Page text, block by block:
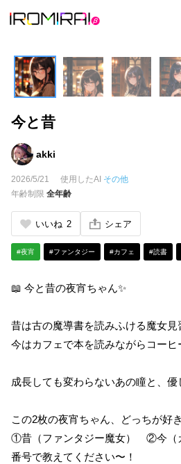
今と昔
akki
2026/5/21 使用したAI その他
年齢制限 全年齢
いいね 2 シェア
#夜宵 #ファンタジー #カフェ #読書
📖 今と昔の夜宵ちゃん✨
昔は古の魔導書を読みふける魔女
今はカフェで本を読みながらコー
成長しても変わらないあの瞳と、
この2枚の夜宵ちゃん、どっちが好
①昔（ファンタジー魔女） ②今（
番号で教えてください〜！